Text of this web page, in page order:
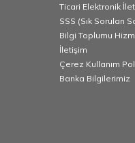
Ticari Elektronik
SSS (Sık Sorulan
Bilgi Toplumu
İletişim
Çerez Kullanım
Banka Bilgilerimiz